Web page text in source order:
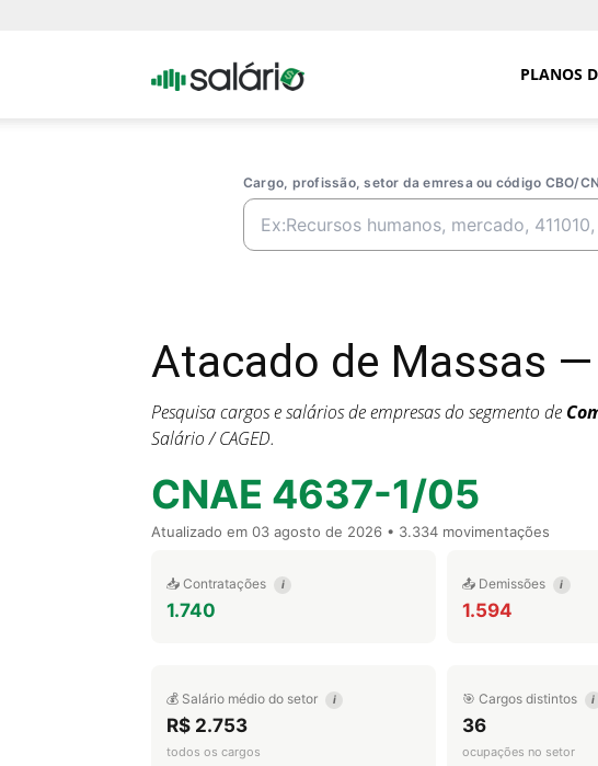
Portal PLANOS
Cargo, profissão, setor da emresa ou código CBO/
Atacado de Massas
Pesquisa cargos e salários de empresas do segmento de
Salário / CAGED.
CNAE 4637-1/05
Atualizado em 03 agosto de 2026 • 3.334 movimentações
📥 Contratações i
1.740
📤 Demissões i
1.594
💰 Salário médio do setor i
R$ 2.753
todos os cargos
🎯 Cargos distintos i
36
ocupações no setor